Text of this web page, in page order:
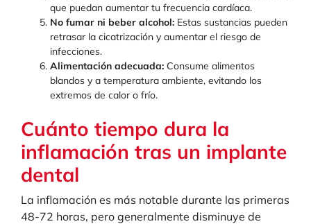
que puedan aumentar tu frecuencia cardíaca.
No fumar ni beber alcohol: Estas sustancias pueden
retrasar la cicatrización y aumentar el riesgo de
infecciones.
Alimentación adecuada: Consume alimentos
blandos y a temperatura ambiente, evitando los
extremos de calor o frío.
Cuánto tiempo dura la
inflamación tras un implante
dental
La inflamación es más notable durante las primeras
48-72 horas, pero generalmente disminuye de